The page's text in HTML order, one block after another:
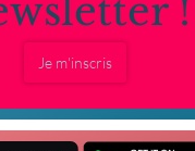
!
Je m'inscris